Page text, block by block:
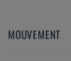
MOUVEMENT